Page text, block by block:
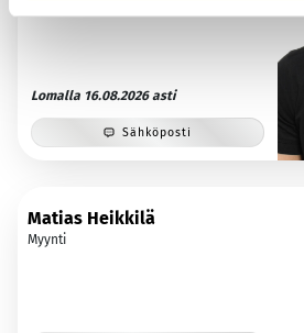
Lomalla 16.08.2026 asti
Sähköposti
Matias Heikkilä
Myynti